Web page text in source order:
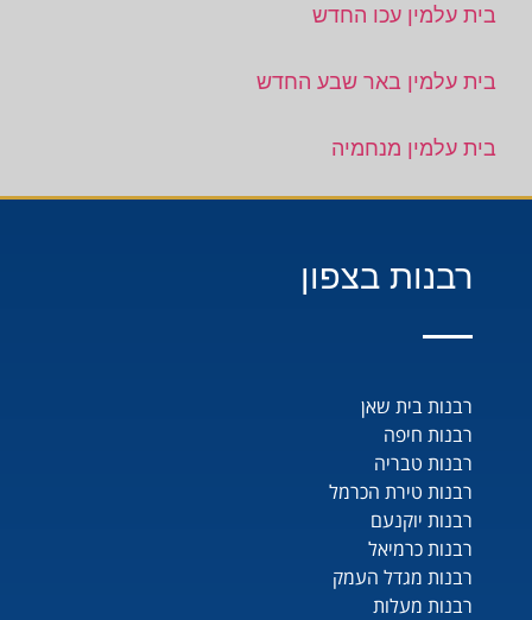
בית עלמין עכו החדש
בית עלמין באר שבע החדש
בית עלמין מנחמיה
רבנות בצפון
רבנות בית שאן
רבנות חיפה
רבנות טבריה
רבנות טירת הכרמל
רבנות יוקנעם
רבנות כרמיאל
רבנות מגדל העמק
רבנות מעלות